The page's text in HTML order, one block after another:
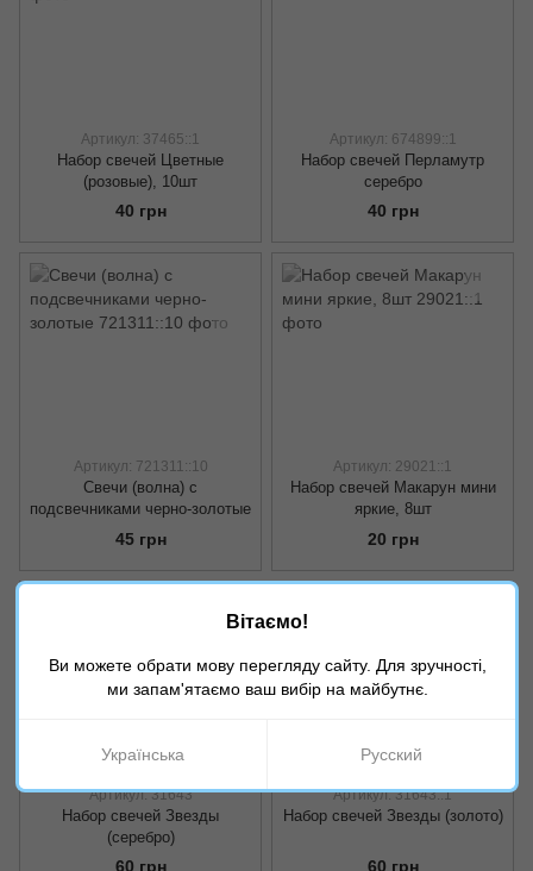
Артикул: 37465::1
Набор свечей Цветные
(розовые), 10шт
40 грн
Артикул: 674899::1
Набор свечей Перламутр
серебро
40 грн
Артикул: 721311::10
Свечи (волна) с
подсвечниками черно-золотые
45 грн
Артикул: 29021::1
Набор свечей Макарун мини
яркие, 8шт
20 грн
Артикул: 31643
Набор свечей Звезды
(серебро)
60 грн
Артикул: 31643::1
Набор свечей Звезды (золото)
60 грн
Вітаємо!
Ви можете обрати мову перегляду сайту. Для зручності,
ми запам'ятаємо ваш вибір на майбутнє.
Українська Русский